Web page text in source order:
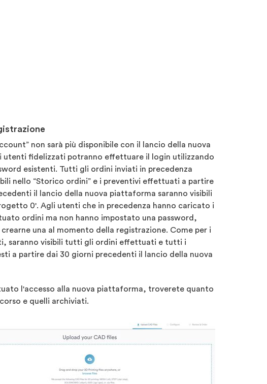
non sarà più disponibile con il lancio della nuova
utenti fidelizzati potranno effettuare il login utilizzando
esistenti. Tutti gli ordini inviati in precedenza
nello “Storico ordini” e i preventivi effettuati a partire
il lancio della nuova piattaforma saranno visibili
0'. Agli utenti che in precedenza hanno caricato i
ordini ma non hanno impostato una password,
una al momento della registrazione. Come per i
saranno visibili tutti gli ordini effettuati e tutti i
a partire dai 30 giorni precedenti il lancio della nuova
l'accesso alla nuova piattaforma, troverete quanto
e quelli archiviati.